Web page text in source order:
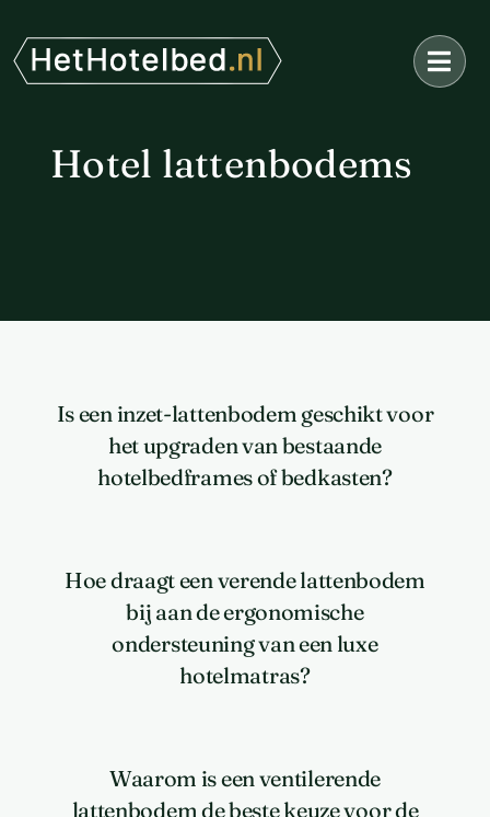
naar
inhoud
Hotel lattenbodems
Is een inzet-lattenbodem geschikt voor
het upgraden van bestaande
hotelbedframes of bedkasten?
Hoe draagt een verende lattenbodem
bij aan de ergonomische
ondersteuning van een luxe
hotelmatras?
Waarom is een ventilerende
lattenbodem de beste keuze voor de